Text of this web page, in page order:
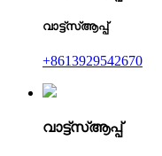
വാട്ട്‌സ്ആപ്പ്
+8613929542670
വാട്ട്‌സ്ആപ്പ്